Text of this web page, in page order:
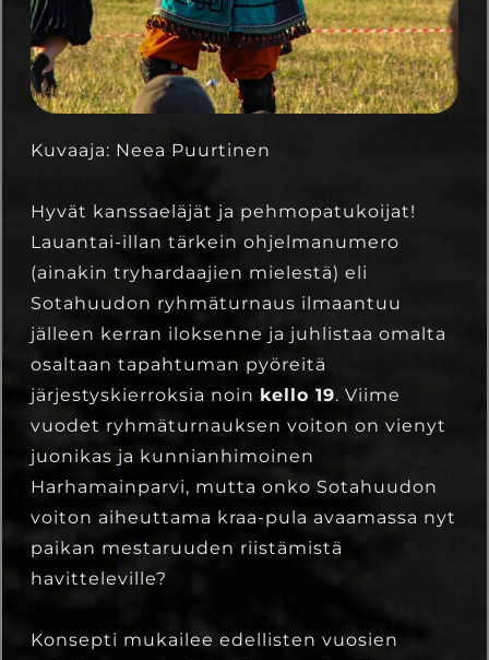
Kuvaaja: Neea Puurtinen
Hyvät kanssaeläjät ja pehmopatukoijat!
Lauantai-illan tärkein ohjelmanumero
(ainakin tryhardaajien mielestä) eli
Sotahuudon ryhmäturnaus ilmaantuu
jälleen kerran iloksenne ja juhlistaa omalta
osaltaan tapahtuman pyöreitä
järjestyskierroksia noin kello 19. Viime
vuodet ryhmäturnauksen voiton on vienyt
juonikas ja kunnianhimoinen
Harhamainparvi, mutta onko Sotahuudon
voiton aiheuttama kraa-pula avaamassa nyt
paikan mestaruuden riistämistä
havitteleville?
Konsepti mukailee edellisten vuosien